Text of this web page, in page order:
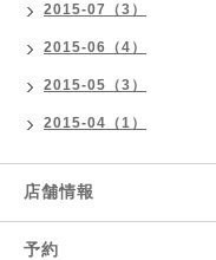
2015-07（3）
2015-06（4）
2015-05（3）
2015-04（1）
店舗情報
予約